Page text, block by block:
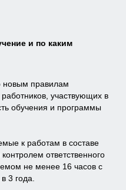
и по каким
новым правилам
участвующих в
обучения и программы
к работам в составе
ответственного
не менее 16 часов с
3 года.
Диплом